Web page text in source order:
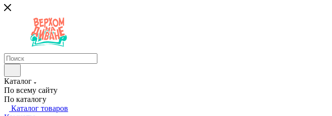
Каталог
По всему сайту
По каталогу
Каталог товаров